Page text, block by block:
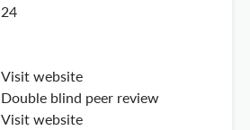
24
Visit website
Double blind peer review
Visit website